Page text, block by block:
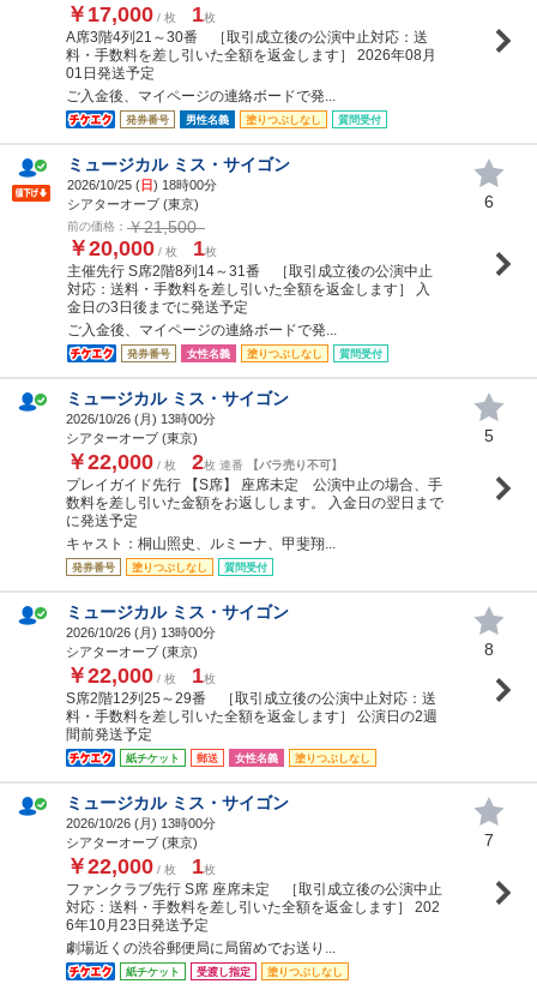
￥17,000 / 枚 1枚
A席3階4列21～30番 ［取引成立後の公演中止対応：送
料・手数料を差し引いた全額を返金します］ 2026年08月
01日発送予定
ご入金後、マイページの連絡ボードで発...
発券番号 男性名義 塗りつぶしなし 質問受付
ミュージカル ミス・サイゴン
2026/10/25 (日) 18時00分
シアターオーブ (東京)
前の価格： ￥21,500
￥20,000 / 枚 1枚
主催先行 S席2階8列14～31番 ［取引成立後の公演中止
対応：送料・手数料を差し引いた全額を返金します］ 入
金日の3日後までに発送予定
ご入金後、マイページの連絡ボードで発...
発券番号 女性名義 塗りつぶしなし 質問受付
6
ミュージカル ミス・サイゴン
2026/10/26 (月) 13時00分
シアターオーブ (東京)
￥22,000 / 枚 2枚 連番 【バラ売り不可】
プレイガイド先行 【S席】 座席未定 公演中止の場合、手
数料を差し引いた金額をお返しします。 入金日の翌日まで
に発送予定
キャスト：桐山照史、ルミーナ、甲斐翔...
発券番号 塗りつぶしなし 質問受付
5
ミュージカル ミス・サイゴン
2026/10/26 (月) 13時00分
シアターオーブ (東京)
￥22,000 / 枚 1枚
S席2階12列25～29番 ［取引成立後の公演中止対応：送
料・手数料を差し引いた全額を返金します］ 公演日の2週
間前発送予定
紙チケット 郵送 女性名義 塗りつぶしなし
8
ミュージカル ミス・サイゴン
2026/10/26 (月) 13時00分
シアターオーブ (東京)
￥22,000 / 枚 1枚
ファンクラブ先行 S席 座席未定 ［取引成立後の公演中止
対応：送料・手数料を差し引いた全額を返金します］ 202
6年10月23日発送予定
劇場近くの渋谷郵便局に局留めでお送り...
紙チケット 受渡し指定 塗りつぶしなし
7